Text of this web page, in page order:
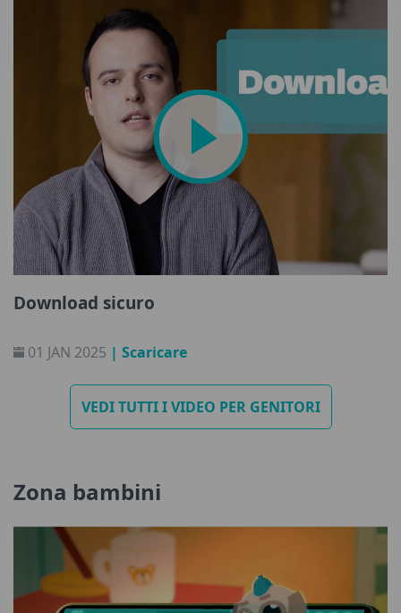
Download sicuro
01 JAN 2025 | Scaricare
VEDI TUTTI I VIDEO PER GENITORI
Zona bambini